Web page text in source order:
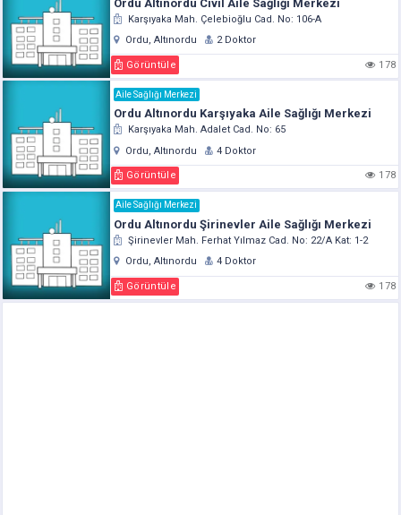
Ordu Altınordu Civil Aile Sağlığı Merkezi
Karşıyaka Mah. Çelebioğlu Cad. No: 106-A
Ordu, Altınordu
2 Doktor
Görüntüle 178
Aile Sağlığı Merkezi
Ordu Altınordu Karşıyaka Aile Sağlığı Merkezi
Karşıyaka Mah. Adalet Cad. No: 65
Ordu, Altınordu
4 Doktor
Görüntüle 178
Aile Sağlığı Merkezi
Ordu Altınordu Şirinevler Aile Sağlığı Merkezi
Şirinevler Mah. Ferhat Yılmaz Cad. No: 22/A Kat: 1-2
Ordu, Altınordu
4 Doktor
Görüntüle 178